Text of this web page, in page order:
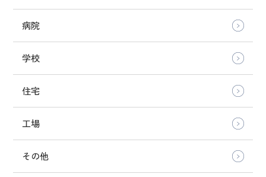
病院
学校
住宅
工場
その他